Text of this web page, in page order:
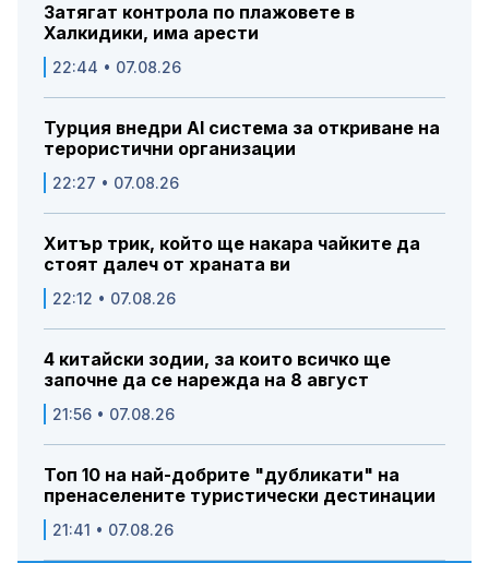
Затягат контрола по плажовете в
Халкидики, има арести
22:44 • 07.08.26
Турция внедри AI система за откриване на
терористични организации
22:27 • 07.08.26
Хитър трик, който ще накара чайките да
стоят далеч от храната ви
22:12 • 07.08.26
4 китайски зодии, за които всичко ще
започне да се нарежда на 8 август
21:56 • 07.08.26
Топ 10 на най-добрите "дубликати" на
пренаселените туристически дестинации
21:41 • 07.08.26